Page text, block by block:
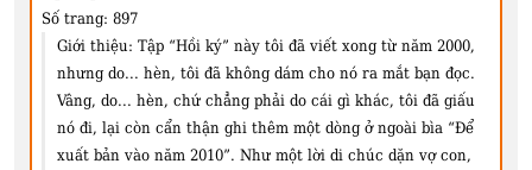
Số trang: 897
Giới thiệu: Tập “Hồi ký” này tôi đã viết xong từ năm 2000,
nhưng do... hèn, tôi đã không dám cho nó ra mắt bạn đọc.
Vâng, do... hèn, chứ chẳng phải do cái gì khác, tôi đã giấu
nó đi, lại còn cẩn thận ghi thêm một dòng ở ngoài bìa “Để
xuất bản vào năm 2010”. Như một lời di chúc dặn vợ con,